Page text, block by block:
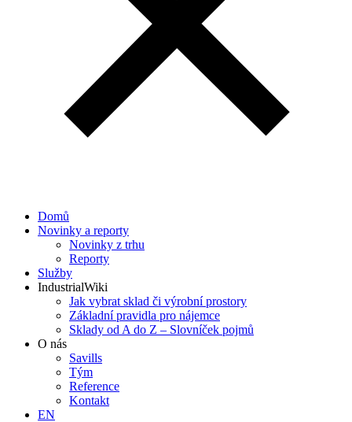
Domů
Novinky a reporty
Novinky z trhu
Reporty
Služby
IndustrialWiki
Jak vybrat sklad či výrobní prostory
Základní pravidla pro nájemce
Sklady od A do Z – Slovníček pojmů
O nás
Savills
Tým
Reference
Kontakt​
EN